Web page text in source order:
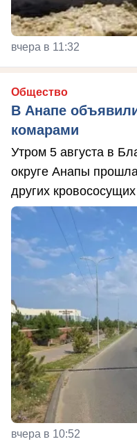
вчера в 11:32
Общество
В Анапе
комарами
Утром 5 августа в
округе Анапы
других
вчера в 10:52